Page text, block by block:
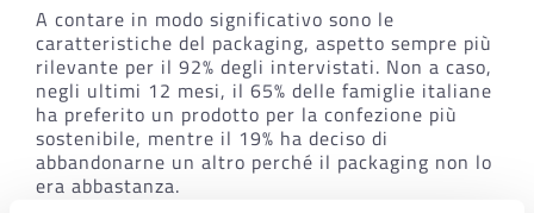
A contare in modo significativo sono le
caratteristiche del packaging, aspetto sempre più
rilevante per il 92% degli intervistati. Non a caso,
negli ultimi 12 mesi, il 65% delle famiglie italiane
ha preferito un prodotto per la confezione più
sostenibile, mentre il 19% ha deciso di
abbandonarne un altro perché il packaging non lo
era abbastanza.